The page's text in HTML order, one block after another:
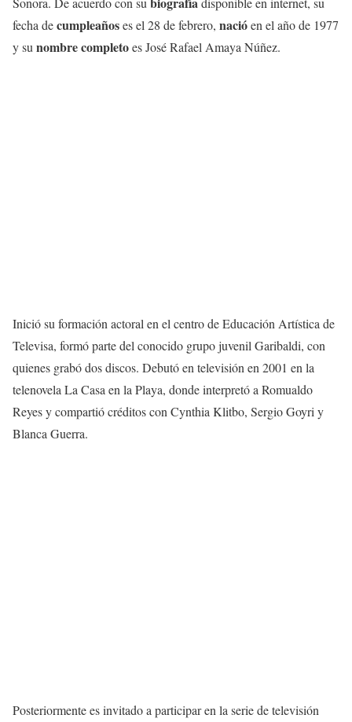
fecha decumpleañoses el 28 de febrero, nacióen el año de 1977
y su nombrecompletoes José Rafael Amaya Núñez.
Inició su formación actoral en el centro de Educación Artística de
Televisa, formó parte del conocido grupo juvenil Garibaldi, con
quienes grabó dos discos. Debutó en televisión en 2001 en la
telenovela La Casa en la Playa, donde interpretó a Romualdo
Reyes y compartió créditos con Cynthia Klitbo, Sergio Goyri y
Blanca Guerra.
Posteriormente es invitado a participar en la serie de televisión